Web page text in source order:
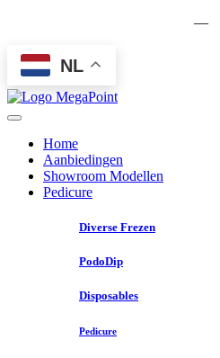
—
NL
Home
Aanbiedingen
Showroom Modellen
Pedicure
Diverse Frezen
PodoDip
Disposables
Pedicure